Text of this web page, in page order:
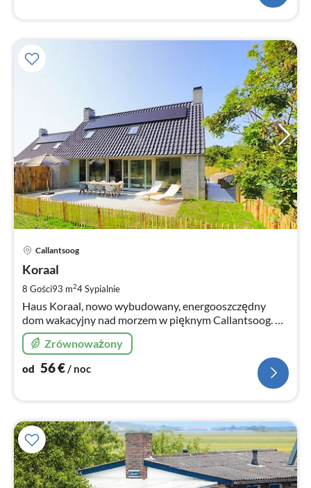
Callantsoog
Koraal
8 Gości93 m24Sypialnie
Haus Koraal, nowo wybudowany, energooszczędny
dom wakacyjny nad morzem w pięknym Callantsoog. 8
osób, 4 pokoje.
Zrównoważony
od 56€/ noc